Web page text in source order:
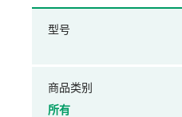
型号
商品类别
所有